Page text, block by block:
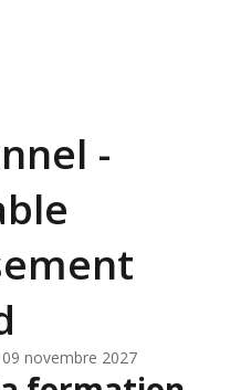
-
novembre 2027